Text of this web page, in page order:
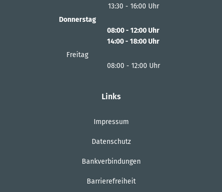
Von 08:00 bis 12:00 Uhr
13:30 - 16:00 Uhr
Donnerstag
08:00- 12:00Uhr
Von 08:00 bis 12:00 Uhr
14:00- 18:00Uhr
Freitag
08:00 - 12:00 Uhr
Links
Impressum
Datenschutz
Bankverbindungen
Barrierefreiheit